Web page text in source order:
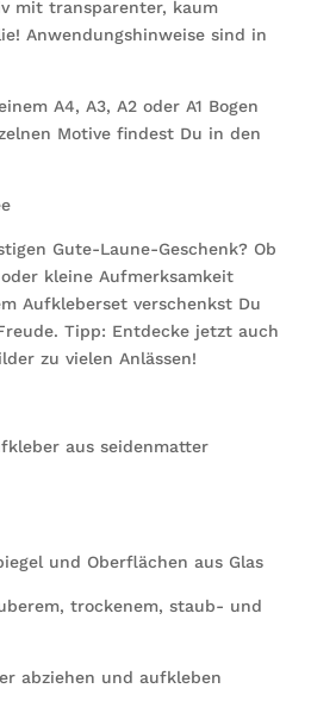
mit transparenter, kaum
Anwendungshinweise sind in
A4, A3, A2 oder A1 Bogen
Motive findest Du in den
Gute-Laune-Geschenk? Ob
kleine Aufmerksamkeit
Aufkleberset verschenkst Du
Tipp: Entdecke jetzt auch
zu vielen Anlässen!
aus seidenmatter
und Oberflächen aus Glas
trockenem, staub- und
abziehen und aufkleben